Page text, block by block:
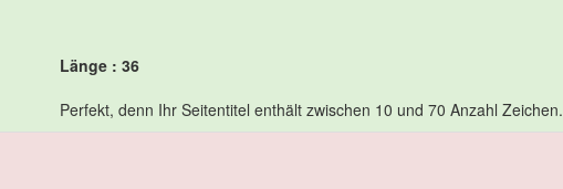
Länge : 36
Perfekt, denn Ihr Seitentitel enthält zwischen 10 und 70 Anzahl Zeichen.